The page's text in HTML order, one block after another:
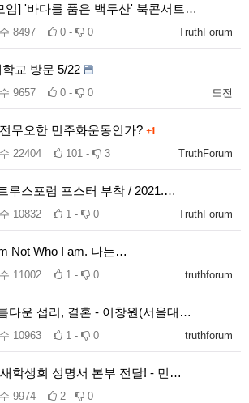
임] '바다를 품은 백두산' 북콘서트…
TruthForum
8497 0 - 0
교 방문 5/22
도전
9657 0 - 0
무오한 민주화운동인가? +1
TruthForum
22404 101 - 3
루스포럼 포스터 부착 / 2021.…
TruthForum
10832 1 - 0
Not Who I am. 나는…
truthforum
11002 1 - 0
다운 섭리, 결혼 - 이창원(서울대…
truthforum
10963 1 - 0
학생회 성명서 본부 전달! - 민…
9974 2 - 0